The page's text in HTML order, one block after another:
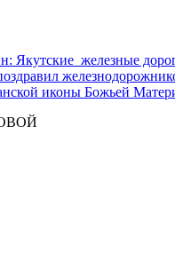
Якутские железные
иконы Божьей